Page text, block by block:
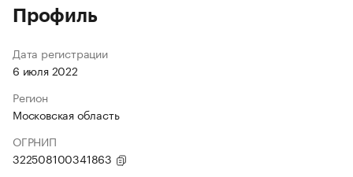
Профиль
Дата регистрации
6 июля 2022
Регион
Московская область
ОГРНИП
322508100341863